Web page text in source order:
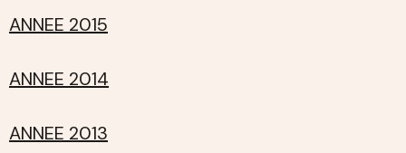
ANNEE 2015
ANNEE 2014
ANNEE 2013